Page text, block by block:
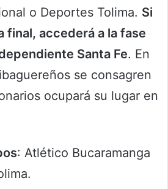
o Deportes Tolima. Si
final, accederá a la fase
Santa Fe. En
se consagren
ocupará su lugar en
: Atlético Bucaramanga